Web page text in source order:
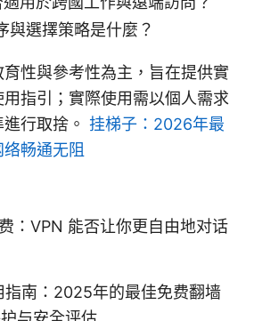
與選擇策略是什麼？
性與參考性為主，旨在提供實
指引；實際使用需以個人需求
行取捨。 挂梯子：2026年最
畅通无阻
：VPN 能否让你更自由地对话
南：2025年的最佳免费翻墙